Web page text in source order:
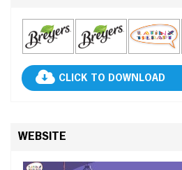
CLICK TO DOWNLOAD
WEBSITE